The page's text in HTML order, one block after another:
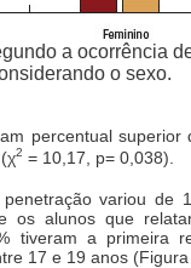
a ocorrência
o sexo.
percentual superior
2 = 10,17, p= 0,038).
variou de
os alunos que
tiveram a primeira
17 e 19 anos